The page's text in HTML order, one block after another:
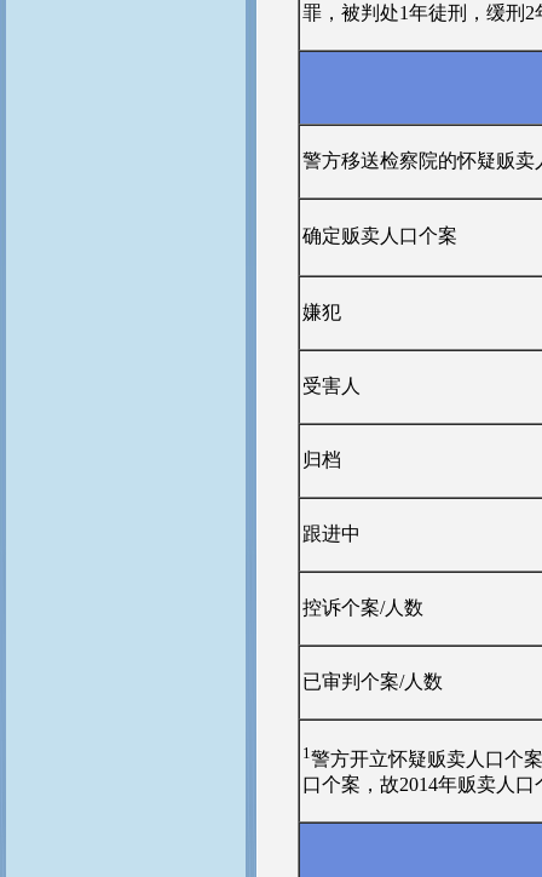
罪，被判处1年徒刑，缓刑2
警方移送检察院的怀疑贩卖
确定贩卖人口个案
嫌犯
受害人
归档
跟进中
控诉个案/人数
已审判个案/人数
1警方开立怀疑贩卖人口个
口个案，故2014年贩卖人